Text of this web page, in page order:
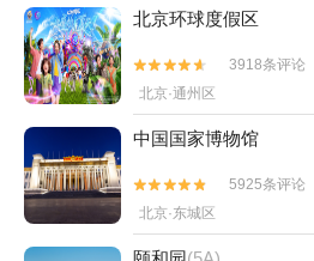
北京环球度假区


3918条评论
北京·通州区
中国国家博物馆


5925条评论
北京·东城区